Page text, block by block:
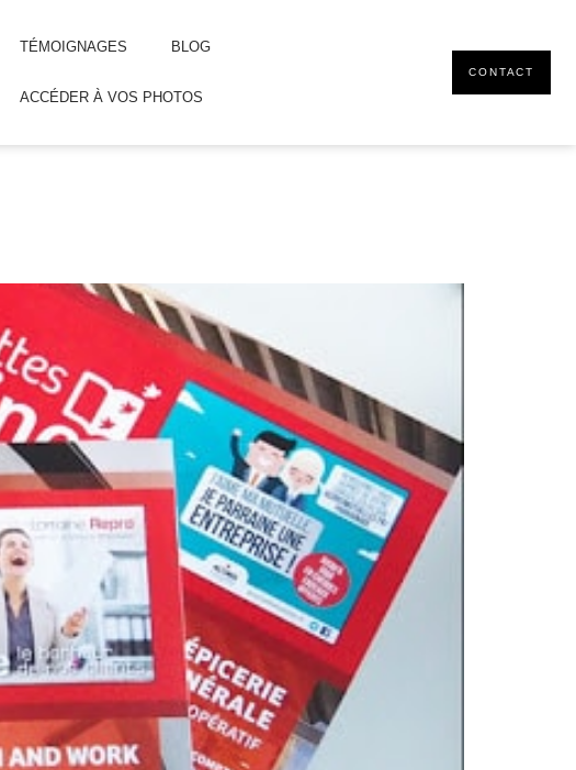
TÉMOIGNAGES BLOG
ACCÉDER À VOS PHOTOS
CONTACT